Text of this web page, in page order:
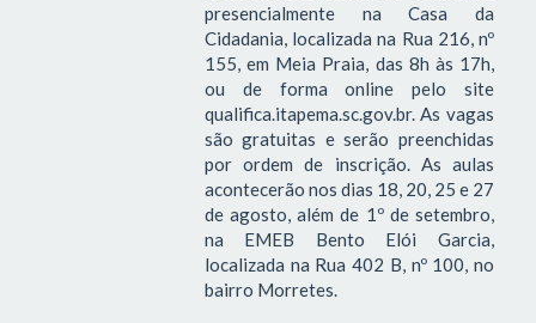
presencialmente na Casa da
Cidadania, localizada na Rua 216, nº
155, em Meia Praia, das 8h às 17h,
ou de forma online pelo site
qualifica.itapema.sc.gov.br. As vagas
são gratuitas e serão preenchidas
por ordem de inscrição. As aulas
acontecerão nos dias 18, 20, 25 e 27
de agosto, além de 1º de setembro,
na EMEB Bento Elói Garcia,
localizada na Rua 402 B, nº 100, no
bairro Morretes.